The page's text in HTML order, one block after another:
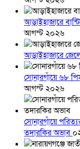
আড়াইহাজারে
আগস্ট ২০২৬
আড়াইহাজারে
সোনারগাঁয়ে ৬৮
আগস্ট ২০২৬
সোনারগাঁয়ে
তদারকির অভাব